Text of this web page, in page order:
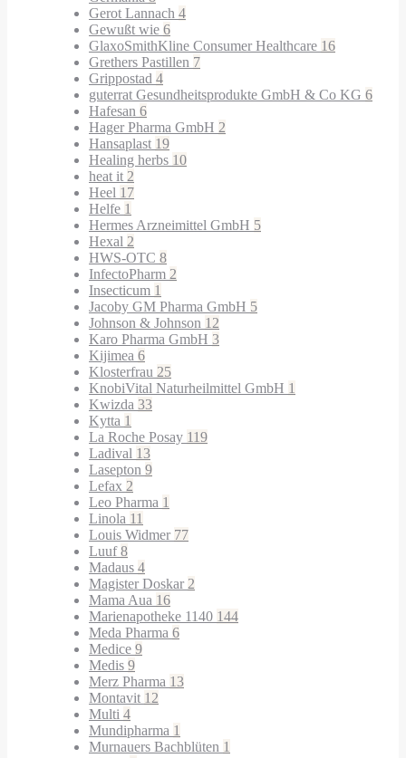
Gerot Lannach 4
Gewußt wie 6
GlaxoSmithKline Consumer Healthcare 16
Grethers Pastillen 7
Grippostad 4
guterrat Gesundheitsprodukte GmbH & Co KG 6
Hafesan 6
Hager Pharma GmbH 2
Hansaplast 19
Healing herbs 10
heat it 2
Heel 17
Helfe 1
Hermes Arzneimittel GmbH 5
Hexal 2
HWS-OTC 8
InfectoPharm 2
Insecticum 1
Jacoby GM Pharma GmbH 5
Johnson & Johnson 12
Karo Pharma GmbH 3
Kijimea 6
Klosterfrau 25
KnobiVital Naturheilmittel GmbH 1
Kwizda 33
Kytta 1
La Roche Posay 119
Ladival 13
Lasepton 9
Lefax 2
Leo Pharma 1
Linola 11
Louis Widmer 77
Luuf8
Madaus 4
Magister Doskar 2
Mama Aua 16
Marienapotheke 1140 144
Meda Pharma 6
Medice 9
Medis 9
Merz Pharma 13
Montavit 12
Multi 4
Mundipharma 1
Murnauers Bachblüten 1